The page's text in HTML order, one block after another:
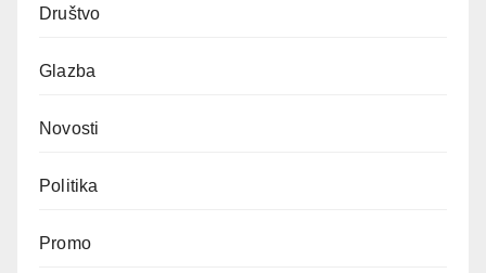
Društvo
Glazba
Novosti
Politika
Promo